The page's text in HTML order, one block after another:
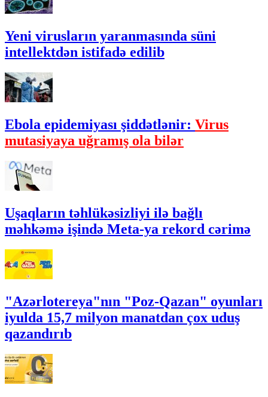
Yeni virusların yaranmasında süni
intellektdən istifadə edilib
Ebola epidemiyası şiddətlənir: Virus
mutasiyaya uğramış ola bilər
Uşaqların təhlükəsizliyi ilə bağlı
məhkəmə işində Meta-ya rekord cərimə
"Azərlotereya"nın "Poz-Qazan" oyunları
iyulda 15,7 milyon manatdan çox uduş
qazandırıb